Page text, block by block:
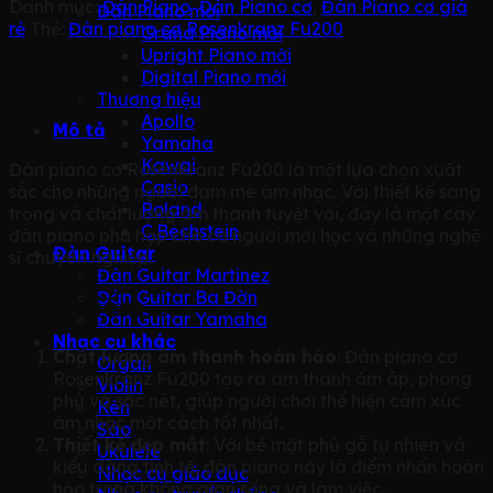
Đàn Piano mới
Grand Piano mới
Upright Piano mới
Digital Piano mới
Thương hiệu
Apollo
Yamaha
Kawai
Casio
Roland
C.Bechstein
Đàn Guitar
Đàn Guitar Martinez
Đàn Guitar Ba Đờn
Đàn Guitar Yamaha
Nhạc cụ khác
Organ
Violin
Kèn
Sáo
Ukulele
Nhạc cụ giáo dục
Danh mục:Đàn Piano,Đàn Piano cơ Đàn Piano cơ giá
rẻ
Đàn piano cơ Rosenkranz Fu200
Mô tả
Đàn piano cơ Rosenkranz Fu200 là một lựa chọn xuất
sắc cho những người đam mê âm nhạc. Với thiết kế sang
trọng và chất lượng âm thanh tuyệt vời, đây là một cây
đàn piano phù hợp cho cả người mới học và những nghệ
sĩ chuyên nghiệp.
* Ưu điểm
Chất lượng âm thanh hoàn hảo
Rosenkranz Fu200 tạo ra âm thanh ấm áp, phong
phú và sắc nét, giúp người chơi thể hiện cảm xúc
âm nhạc một cách tốt nhất.
Thiết kế đẹp mắt
kiểu dáng tinh tế, đàn piano này là điểm nhấn hoàn
hảo trong không gian sống và làm việc.